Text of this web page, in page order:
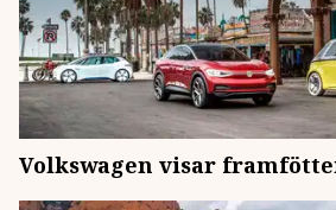
Volkswagen visar